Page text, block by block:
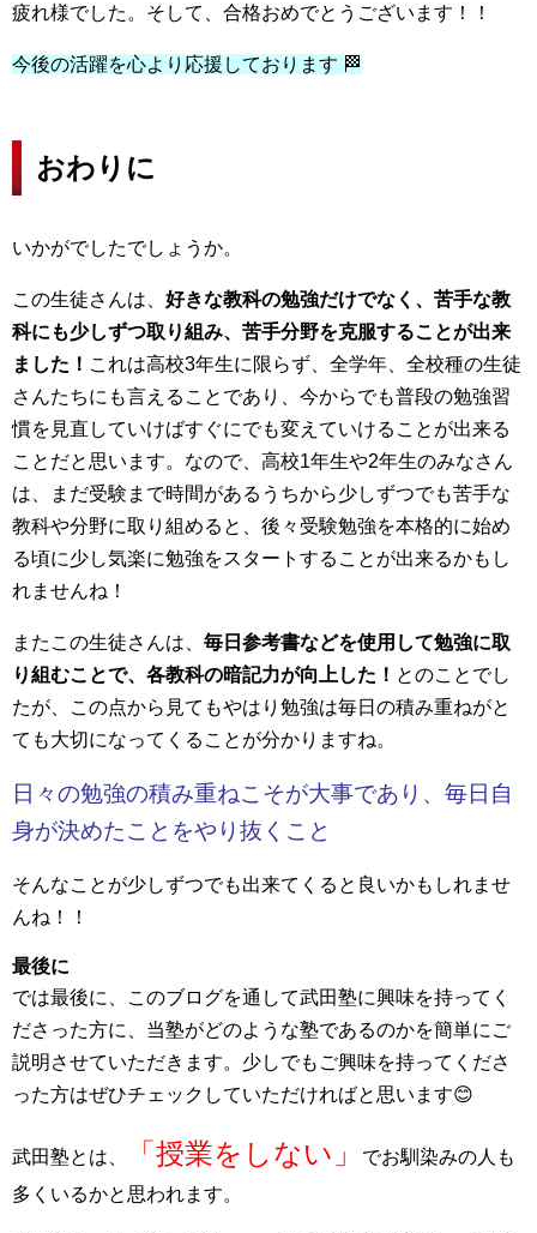
疲れ様でした。そして、合格おめでとうございます！！
今後の活躍を心より応援しております 🏁
おわりに
いかがでしたでしょうか。
この生徒さんは、 好きな教科の勉強だけでなく、苦手な教
科にも少しずつ取り組み、苦手分野を克服することが出来
ました！ これは高校3年生に限らず、全学年、全校種の生徒
さんたちにも言えることであり、今からでも普段の勉強習
慣を見直していけばすぐにでも変えていけることが出来る
ことだと思います。なので、高校1年生や2年生のみなさん
は、まだ受験まで時間があるうちから少しずつでも苦手な
教科や分野に取り組めると、後々受験勉強を本格的に始め
る頃に少し気楽に勉強をスタートすることが出来るかもし
れませんね！
またこの生徒さんは、 毎日参考書などを使用して勉強に取
り組むことで、各教科の暗記力が向上した！ とのことでし
たが、この点から見てもやはり勉強は毎日の積み重ねがと
ても大切になってくることが分かりますね。
日々の勉強の積み重ねこそが大事であり、毎日自
身が決めたことをやり抜くこと
そんなことが少しずつでも出来てくると良いかもしれませ
んね！！
最後に
では最後に、このブログを通して武田塾に興味を持ってく
ださった方に、当塾がどのような塾であるのかを簡単にご
説明させていただきます。少しでもご興味を持ってくださ
った方はぜひチェックしていただければと思います😊
武田塾とは、 「授業をしない」
でお馴染みの人も
多くいるかと思われます。